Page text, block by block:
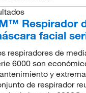
Respirador
facial
respiradores de
6000 son
y
de respirador